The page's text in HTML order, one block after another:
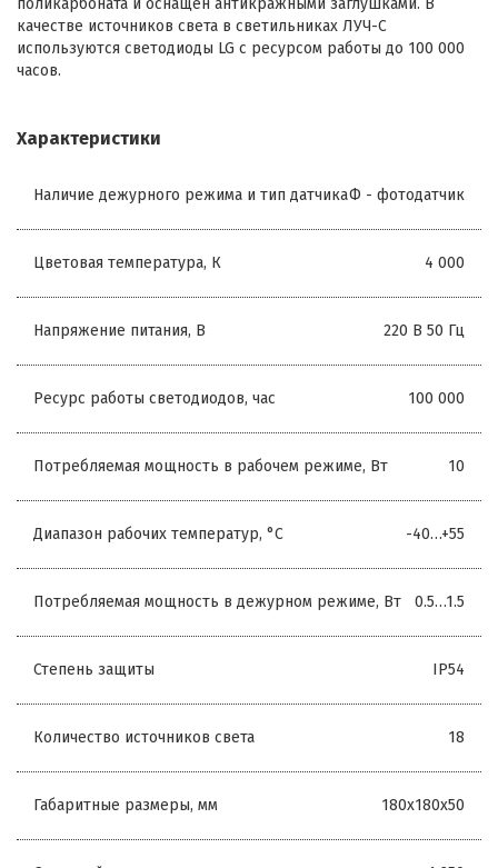
поликарбоната и оснащен антикражными заглушками. В
качестве источников света в светильниках ЛУЧ-С
используются светодиоды LG с ресурсом работы до 100 000
часов.
Характеристики
Наличие дежурного режима и тип датчикаФ - фотодатчик
Цветовая температура, К 4 000
Напряжение питания, В 220 В 50 Гц
Ресурс работы светодиодов, час 100 000
Потребляемая мощность в рабочем режиме, Вт 10
Диапазон рабочих температур, °С -40…+55
Потребляемая мощность в дежурном режиме, Вт 0.5…1.5
Степень защиты IP54
Количество источников света 18
Габаритные размеры, мм 180х180х50